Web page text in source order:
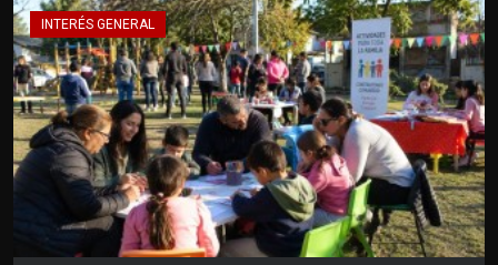
INTERÉS GENERAL